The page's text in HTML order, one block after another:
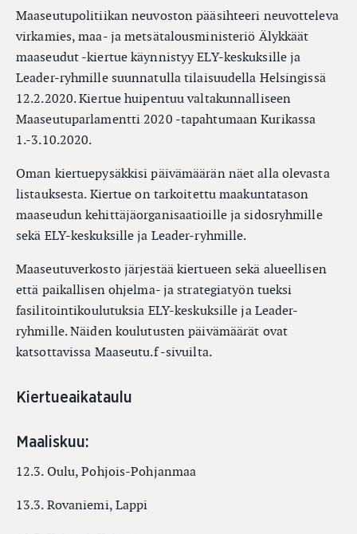
Maaseutupolitiikan neuvoston pääsihteeri neuvotteleva
virkamies, maa- ja metsätalousministeriö Älykkäät
maaseudut -kiertue käynnistyy ELY-keskuksille ja
Leader-ryhmille suunnatulla tilaisuudella Helsingissä
12.2.2020. Kiertue huipentuu valtakunnalliseen
Maaseutuparlamentti 2020 -tapahtumaan Kurikassa
1.-3.10.2020.
Oman kiertuepysäkkisi päivämäärän näet alla olevasta
listauksesta. Kiertue on tarkoitettu maakuntatason
maaseudun kehittäjäorganisaatioille ja sidosryhmille
sekä ELY-keskuksille ja Leader-ryhmille.
Maaseutuverkosto järjestää kiertueen sekä alueellisen
että paikallisen ohjelma- ja strategiatyön tueksi
fasilitointikoulutuksia ELY-keskuksille ja Leader-
ryhmille. Näiden koulutusten päivämäärät ovat
katsottavissa Maaseutu.f -sivuilta.
Kiertueaikataulu
Maaliskuu:
12.3. Oulu, Pohjois-Pohjanmaa
13.3. Rovaniemi, Lappi